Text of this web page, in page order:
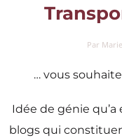
Par
… vous
Idée de génie qu’a
blogs qui